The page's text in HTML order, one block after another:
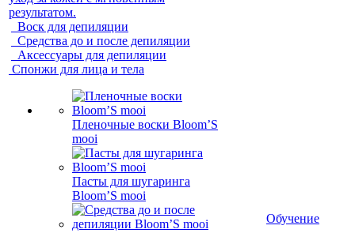
результатом.
Воск для депиляции
Средства до и после депиляции
Аксессуары для депиляции
Спонжи для лица и тела
Пленочные воски Bloom’S
mooi
Пасты для шугаринга
Bloom’S mooi
Обучение